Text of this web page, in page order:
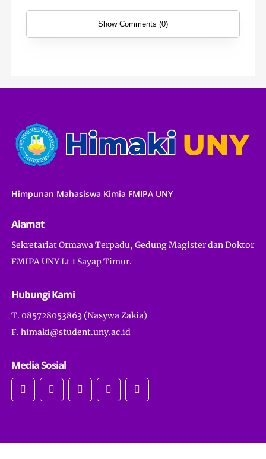
Show Comments (0)
Himpunan Mahasiswa Kimia FMIPA UNY
Alamat
Sekretariat Ormawa Terpadu, Gedung Magister dan Doktor
FMIPA UNY Lt 1 Sayap Timur.
Hubungi Kami
T. 085728053863 (Nasywa Zakia)
F. himaki@student.uny.ac.id
Media Sosial